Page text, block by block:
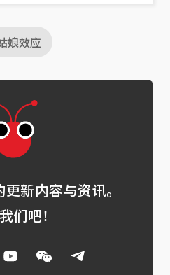
娘效应
新内容与资讯。
们吧！